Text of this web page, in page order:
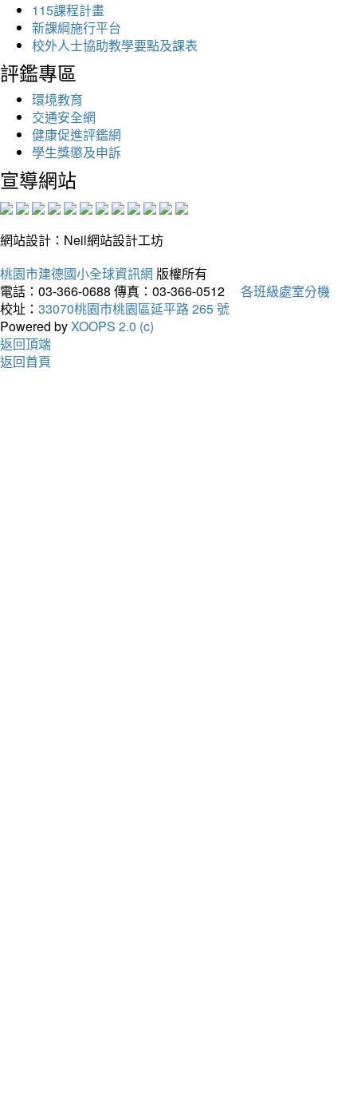
115課程計畫
新課綱施行平台
校外人士協助教學要點及課表
評鑑專區
環境教育
交通安全網
健康促進評鑑網
學生獎懲及申訴
宣導網站
網站設計：Neil網站設計工坊
桃園市建德國小全球資訊網 版權所有
電話：03-366-0688 傳真：03-366-0512
各班級處室分機
校址： 33070桃園市桃園區延平路 265 號
Powered byXOOPS 2.0 (c)
返回頂端
返回首頁